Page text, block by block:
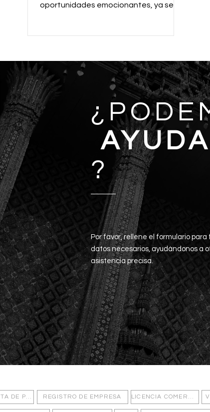
oportunidades emocionantes, ya sea
?
Por favor, rellene el formulario para
datos necesarios, ayudándonos a
asistencia precisa.
LISTA DE PRECIOS REGISTRO DE EMPRESA LICENCIA COMERCIAL